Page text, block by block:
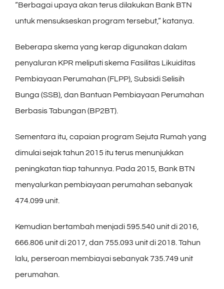
“Berbagai upaya akan terus dilakukan Bank BTN
untuk mensukseskan program tersebut,” katanya.
Beberapa skema yang kerap digunakan dalam
penyaluran KPR meliputi skema Fasilitas Likuiditas
Pembiayaan Perumahan (FLPP), Subsidi Selisih
Bunga (SSB), dan Bantuan Pembiayaan Perumahan
Berbasis Tabungan (BP2BT).
Sementara itu, capaian program Sejuta Rumah yang
dimulai sejak tahun 2015 itu terus menunjukkan
peningkatan tiap tahunnya. Pada 2015, Bank BTN
menyalurkan pembiayaan perumahan sebanyak
474.099 unit.
Kemudian bertambah menjadi 595.540 unit di 2016,
666.806 unit di 2017, dan 755.093 unit di 2018. Tahun
lalu, perseroan membiayai sebanyak 735.749 unit
perumahan.